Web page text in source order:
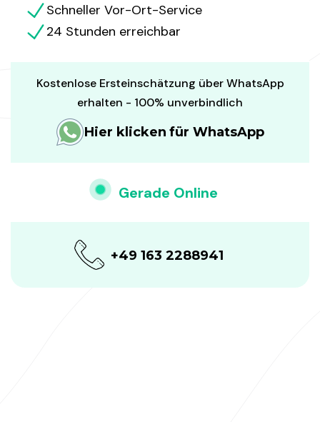
Schneller Vor-Ort-Service
24 Stunden erreichbar
Kostenlose Ersteinschätzung über WhatsApp
erhalten - 100% unverbindlich
Hier klicken für WhatsApp
Gerade Online
+49 163 2288941